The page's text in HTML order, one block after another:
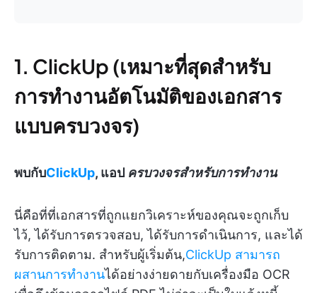
1. ClickUp (เหมาะที่สุดสำหรับ
การทำงานอัตโนมัติของเอกสาร
แบบครบวงจร)
พบกับClickUp, แอป ครบวงจรสำหรับการทำงาน
นี่คือที่ที่เอกสารที่ถูกแยกวิเคราะห์ของคุณจะถูกเก็บ
ไว้, ได้รับการตรวจสอบ, ได้รับการดำเนินการ, และได้
รับการติดตาม. สำหรับผู้เริ่มต้น,ClickUp สามารถ
ผสานการทำงานได้อย่างง่ายดายกับเครื่องมือ OCR